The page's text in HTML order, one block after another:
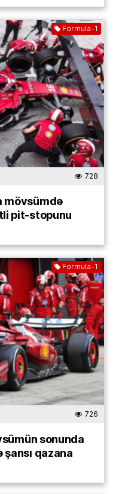
Formula-1
728
mövsümdə
pit-stopunu
Formula-1
726
sonunda
qazana